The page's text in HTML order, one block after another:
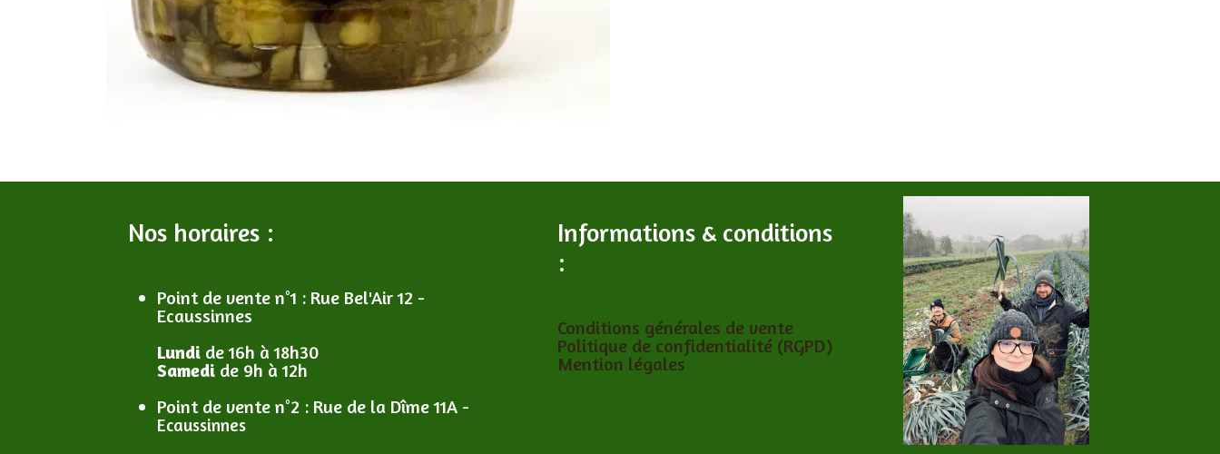
Nos horaires :
Point de vente n°1 : Rue Bel'Air 12 -
Ecaussinnes
Lundi de 16h à 18h30
Samedi de 9h à 12h
Point de vente n°2 : Rue de la Dîme 11A -
Ecaussinnes
Informations & conditions
:
Conditions générales de vente
Politique de confidentialité (RGPD)
Mention légales